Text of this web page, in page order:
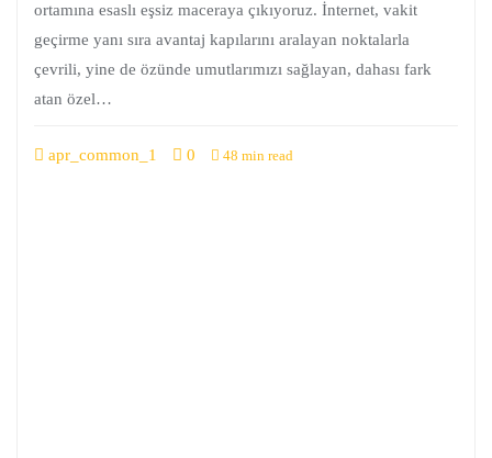
ortamına esaslı eşsiz maceraya çıkıyoruz. İnternet, vakit
geçirme yanı sıra avantaj kapılarını aralayan noktalarla
çevrili, yine de özünde umutlarımızı sağlayan, dahası fark
atan özel…
apr_common_1 0 48 min read